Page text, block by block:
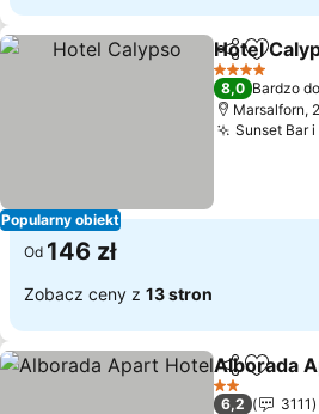
Popularny obiekt
Udostępnij
Dodaj
Hotel
4 Kategoria
8,0 Bardzo
Marsalforn,
Sunset Bar
Od 146 zł
Zobacz ceny z 13 stron
Udostępnij
Dodaj
Alborada
2 Kategoria
6,2
3111